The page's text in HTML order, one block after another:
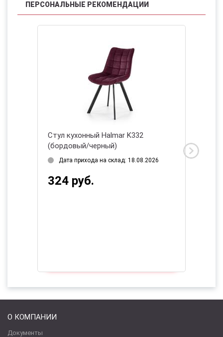
ПЕРСОНАЛЬНЫЕ РЕКОМЕНДАЦИИ
Стул кухонный Halmar K332
(бордовый/черный)
Дата прихода на склад: 18.08.2026
324 руб.
О КОМПАНИИ
Документы